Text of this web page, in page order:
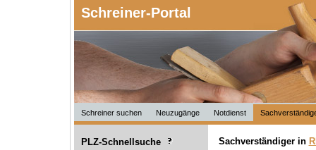
Schreiner-Portal
Schreiner suchen Neuzugänge Notdienst
PLZ-Schnellsuche Sachverständiger in